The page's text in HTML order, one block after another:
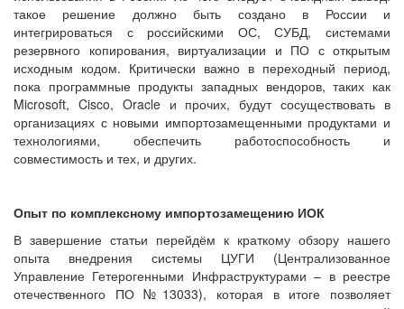
такое решение должно быть создано в России и
интегрироваться с российскими ОС, СУБД, системами
резервного копирования, виртуализации и ПО с открытым
исходным кодом. Критически важно в переходный период,
пока программные продукты западных вендоров, таких как
Microsoft, Cisco, Oracle и прочих, будут сосуществовать в
организациях с новыми импортозамещенными продуктами и
технологиями, обеспечить работоспособность и
совместимость и тех, и других.
Опыт по комплексному импортозамещению ИОК
В завершение статьи перейдём к краткому обзору нашего
опыта внедрения системы ЦУГИ (Централизованное
Управление Гетерогенными Инфраструктурами – в реестре
отечественного ПО №13033), которая в итоге позволяет